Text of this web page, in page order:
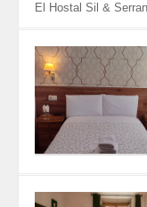
El Hostal Sil &